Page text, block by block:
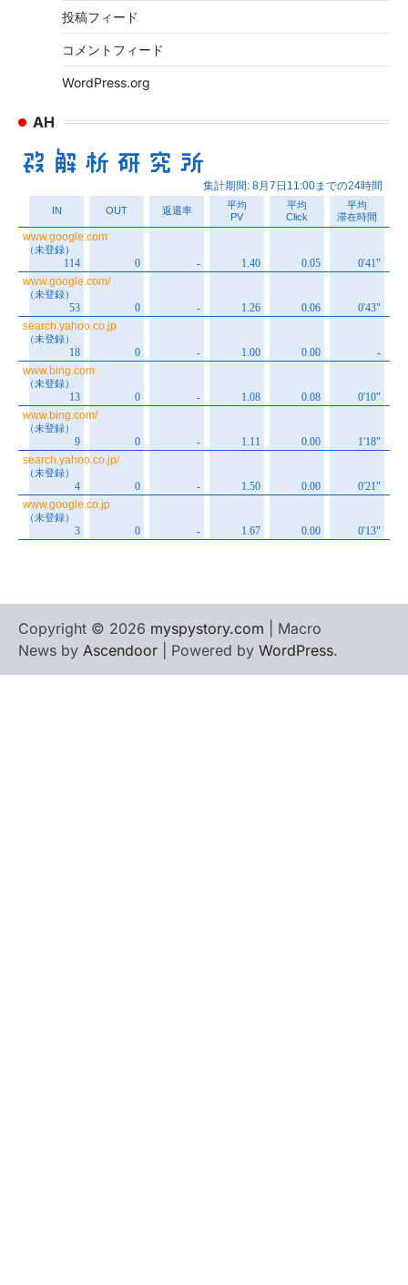
投稿フィード
コメントフィード
WordPress.org
AH
Copyright © 2026 myspystory.com | Macro
News by Ascendoor | Powered by WordPress.